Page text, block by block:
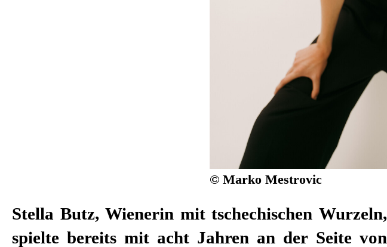
© Marko Mestrovic
Stella Butz, Wienerin mit tschechischen Wurzeln,
spielte bereits mit acht Jahren an der Seite von